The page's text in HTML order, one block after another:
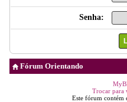
Senha:
Fórum Orientando
Trocar para
Este fórum contém